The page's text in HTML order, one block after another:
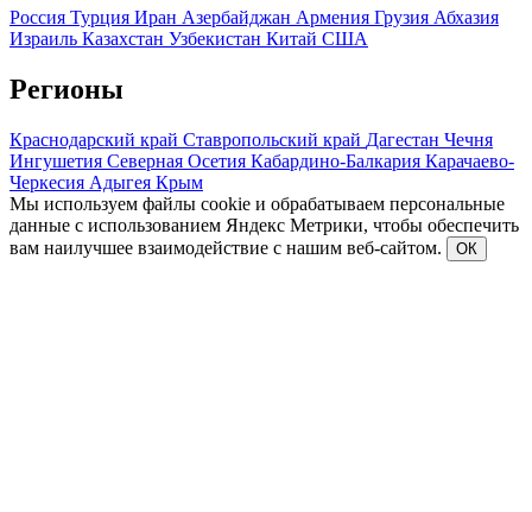
Россия Турция Иран Азербайджан Армения Грузия Абхазия
Израиль Казахстан Узбекистан Китай США
Регионы
Краснодарский край Ставропольский край Дагестан Чечня
Ингушетия Северная Осетия Кабардино-Балкария Карачаево-
Черкесия Адыгея Крым
Мы используем файлы cookie и обрабатываем персональные
данные с использованием Яндекс Метрики, чтобы обеспечить
вам наилучшее взаимодействие с нашим веб-сайтом.
ОК